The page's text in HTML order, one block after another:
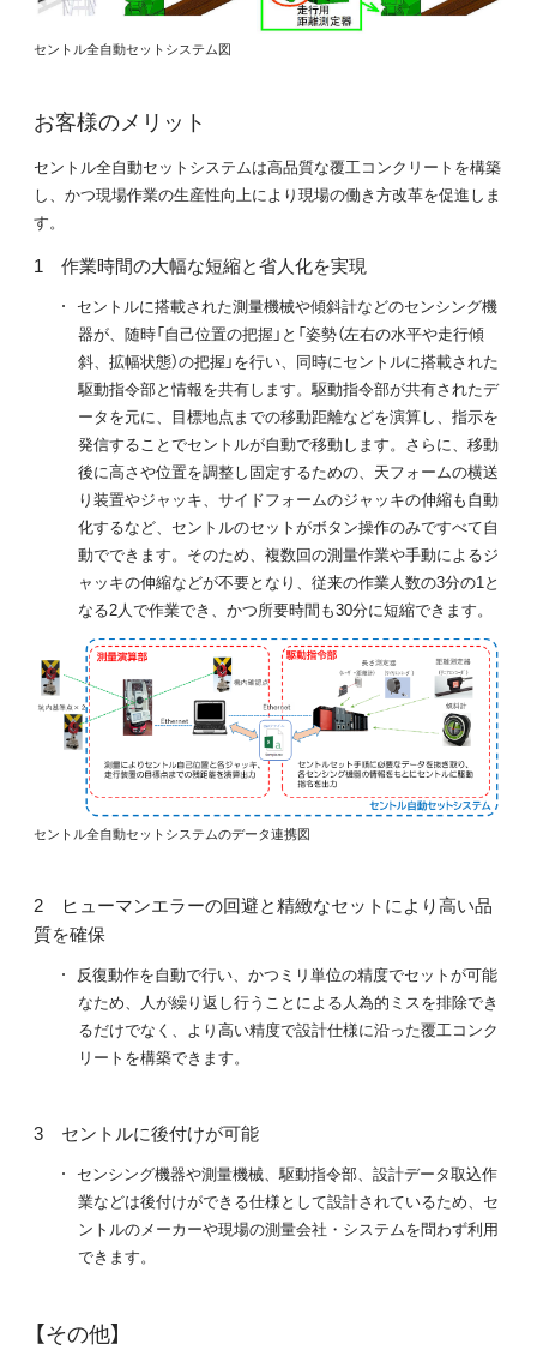
セントル全自動セットシステム図
お客様のメリット
セントル全自動セットシステムは高品質な覆工コンクリートを構築
し、かつ現場作業の生産性向上により現場の働き方改革を促進しま
す。
作業時間の大幅な短縮と省人化を実現
セントルに搭載された測量機械や傾斜計などのセンシング機
器が、随時「自己位置の把握」と「姿勢（左右の水平や走行傾
斜、拡幅状態）の把握」を行い、同時にセントルに搭載された
駆動指令部と情報を共有します。駆動指令部が共有されたデ
ータを元に、目標地点までの移動距離などを演算し、指示を
発信することでセントルが自動で移動します。さらに、移動
後に高さや位置を調整し固定するための、天フォームの横送
り装置やジャッキ、サイドフォームのジャッキの伸縮も自動
化するなど、セントルのセットがボタン操作のみですべて自
動でできます。そのため、複数回の測量作業や手動によるジ
ャッキの伸縮などが不要となり、従来の作業人数の3分の1と
なる2人で作業でき、かつ所要時間も30分に短縮できます。
セントル全自動セットシステムのデータ連携図
ヒューマンエラーの回避と精緻なセットにより高い品
質を確保
反復動作を自動で行い、かつミリ単位の精度でセットが可能
なため、人が繰り返し行うことによる人為的ミスを排除でき
るだけでなく、より高い精度で設計仕様に沿った覆工コンク
リートを構築できます。
セントルに後付けが可能
センシング機器や測量機械、駆動指令部、設計データ取込作
業などは後付けができる仕様として設計されているため、セ
ントルのメーカーや現場の測量会社・システムを問わず利用
できます。
【その他】